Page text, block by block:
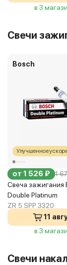
в 3
Свечи
Bosch
Улучшенное
от 1 526 ₽ 1
Свеча зажигания
Double Platinum
ZR 5 SPP 3320
11
в 3
Свечи